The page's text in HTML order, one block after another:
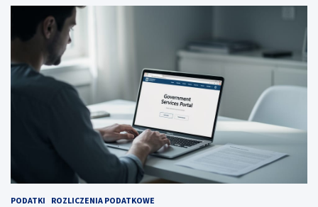
PODATKI ROZLICZENIA PODATKOWE